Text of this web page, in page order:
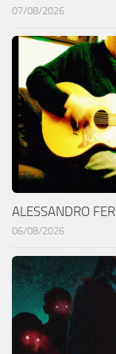
07/08/2026
ALESSANDRO
06/08/2026